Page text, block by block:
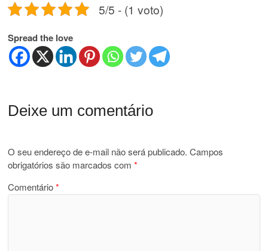
5/5 - (1 voto)
Spread the love
Deixe um comentário
O seu endereço de e-mail não será publicado. Campos
obrigatórios são marcados com*
Comentário*